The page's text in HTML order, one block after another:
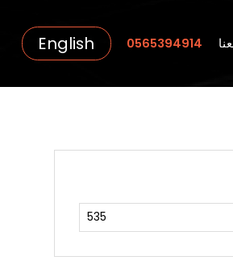
0565394914
English
535